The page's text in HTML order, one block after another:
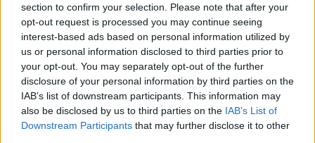
section to confirm your selection. Please note that after your
opt-out request is processed you may continue seeing
interest-based ads based on personal information utilized by
us or personal information disclosed to third parties prior to
your opt-out. You may separately opt-out of the further
disclosure of your personal information by third parties on the
IAB’s list of downstream participants. This information may
also be disclosed by us to third parties on the IAB’s List of
Downstream Participants that may further disclose it to other
Az első "fecskék" a jövő héten már
megtekinthetők az amerikai numizmatikusok
chicagói kiállításán, az utolsók pedig
várhatóan 2014-ben kerülnek ki az új-zélandi
pénzverdéből, merthogy Niuénak nincs
olyanja. Mindössze 1400 lakosa van, és nem
teljesen független; Új-Zéland társult állama,
államfője ezért a brit királynő.